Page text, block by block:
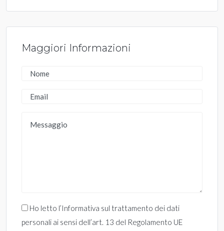
Maggiori Informazioni
Ho letto l’Informativa sul trattamento dei dati
personali ai sensi dell’art. 13 del Regolamento UE